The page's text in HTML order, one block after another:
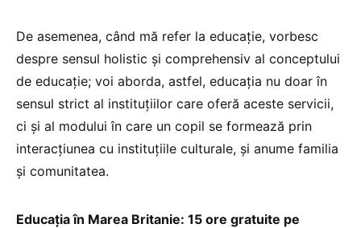
De asemenea, când mă refer la educație, vorbesc
despre sensul holistic și comprehensiv al conceptului
de educație; voi aborda, astfel, educația nu doar în
sensul strict al instituțiilor care oferă aceste servicii,
ci și al modului în care un copil se formează prin
interacțiunea cu instituțiile culturale, și anume familia
și comunitatea.
Educația în Marea Britanie: 15 ore gratuite pe